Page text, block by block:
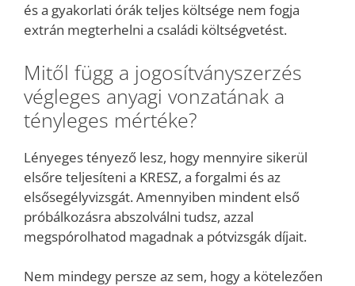
és a gyakorlati órák teljes költsége nem fogja
extrán megterhelni a családi költségvetést.
Mitől függ a jogosítványszerzés
végleges anyagi vonzatának a
tényleges mértéke?
Lényeges tényező lesz, hogy mennyire sikerül
elsőre teljesíteni a KRESZ, a forgalmi és az
elsősegélyvizsgát. Amennyiben mindent első
próbálkozásra abszolválni tudsz, azzal
megspórolhatod magadnak a pótvizsgák díjait.
Nem mindegy persze az sem, hogy a kötelezően